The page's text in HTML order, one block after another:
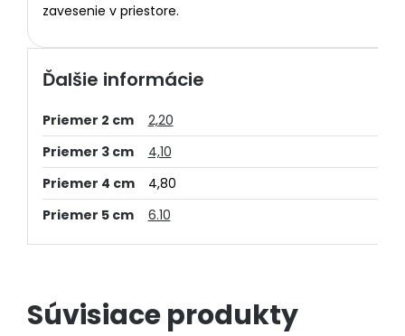
zavesenie v priestore.
Ďalšie informácie
Priemer 2 cm
2,20
Priemer 3 cm
4,10
Priemer 4 cm
4,80
Priemer 5 cm
6.10
Súvisiace produkty